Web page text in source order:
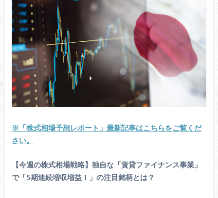
※「株式相場予想レポート」最新記事はこちらをご覧くだ
さい。
【今週の株式相場戦略】独自な「賃貸ファイナンス事業」
で「5期連続増収増益！」の注目銘柄とは？